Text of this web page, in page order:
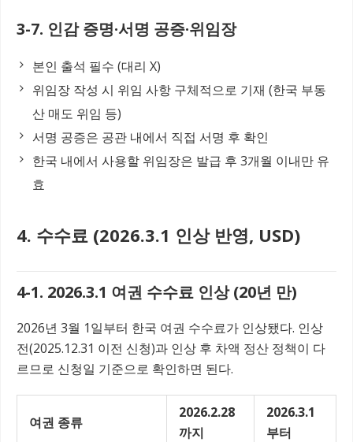
3-7. 인감 증명·서명 공증·위임장
본인 출석 필수 (대리 X)
위임장 작성 시 위임 사항 구체적으로 기재 (한국 부동
산 매도 위임 등)
서명 공증은 공관 내에서 직접 서명 후 확인
한국 내에서 사용할 위임장은 발급 후 3개월 이내만 유
효
4. 수수료 (2026.3.1 인상 반영, USD)
4-1. 2026.3.1 여권 수수료 인상 (20년 만)
2026년 3월 1일부터 한국 여권 수수료가 인상됐다. 인상
전(2025.12.31 이전 신청)과 인상 후 차액 정산 정책이 다
르므로 신청일 기준으로 확인하면 된다.
여권 종류
2026.2.28
까지
2026.3.1
부터